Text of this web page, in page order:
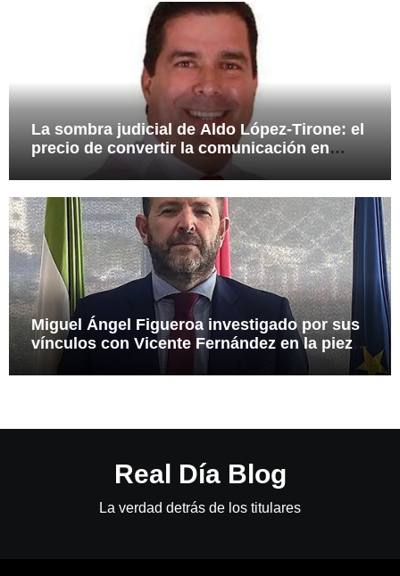
La sombra judicial de Aldo López-Tirone: el
precio de convertir la comunicación en
Miguel Ángel Figueroa investigado por sus
vínculos con Vicente Fernández en la pieza
Real Día Blog
La verdad detrás de los titulares